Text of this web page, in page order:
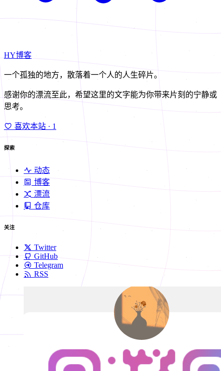
HY博客
一个孤独的地方，散落着一个人的人生碎片。
感谢你的漂流至此，希望这里的文字能为你带来片刻的宁静或
思考。
喜欢本站 · 1
探索
动态
博客
漂流
仓库
关注
Twitter
GitHub
Telegram
RSS